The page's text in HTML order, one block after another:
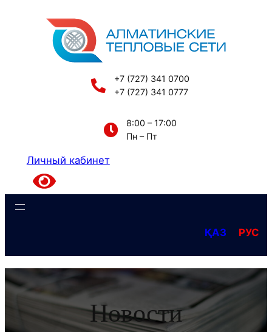
содержимому
+7 (727) 341 0700
+7 (727) 341 0777
8:00 – 17:00
Пн – Пт
Личный кабинет
ҚАЗ РУС
Новости